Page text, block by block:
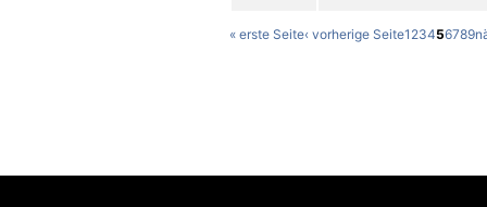
« erste Seite‹ vorherige Seite1 23456789